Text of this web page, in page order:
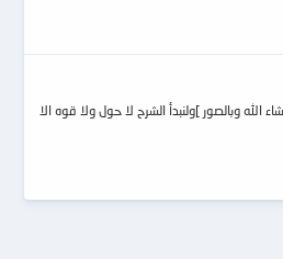
وبالصور ]ولنبدأ الشرح لا حول ولا قوه الا